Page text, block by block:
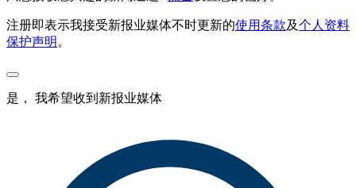
注册即表示我接受新报业媒体不时更新的使用条款及个人资料
保护声明 。
是， 我希望收到新报业媒体